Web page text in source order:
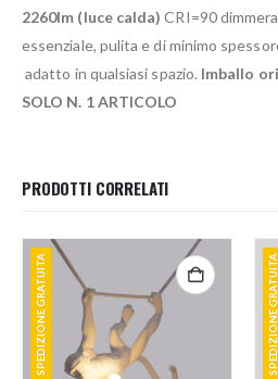
2260lm (luce calda) CRI=90
essenziale, pulita e di minimo
adatto in qualsiasi spazio. Imballo
SOLO N. 1 ARTICOLO
PRODOTTI CORRELATI
SPEDIZIONE GRATUITA SPEDIZIONE GRATUITA